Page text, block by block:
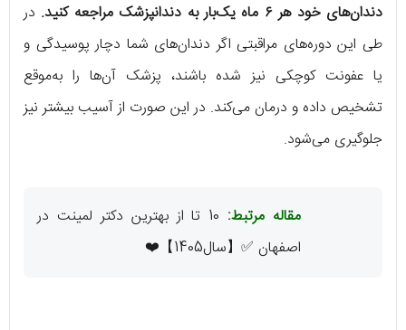
دندان‌های خود هر ۶ ماه یک‌بار به دندانپزشک مراجعه کنید.
در
طی این دوره‌های مراقبتی اگر دندان‌های شما دچار پوسیدگی و
یا عفونت کوچکی نیز شده باشند، پزشک آن‌ها را به‌موقع
تشخیص داده و درمان می‌کند. در این صورت از آسیب بیشتر نیز
جلوگیری می‌شود.
مقاله مرتبط:
10 تا از بهترین دکتر لمینت در
اصفهان ✅【سال1405】❤️